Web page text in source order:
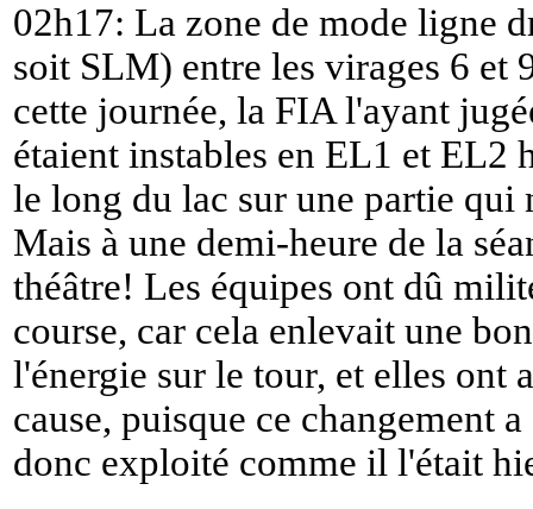
02h17: La zone de mode ligne
soit SLM) entre les virages 6 et
cette journée, la FIA l'ayant
étaient instables en EL1 et EL2
le long du lac sur une partie qui
Mais à une demi-heure de la
théâtre! Les équipes ont dû
course, car cela enlevait une
l'énergie sur le tour, et elles ont
cause, puisque ce changement
donc exploité comme il l'était